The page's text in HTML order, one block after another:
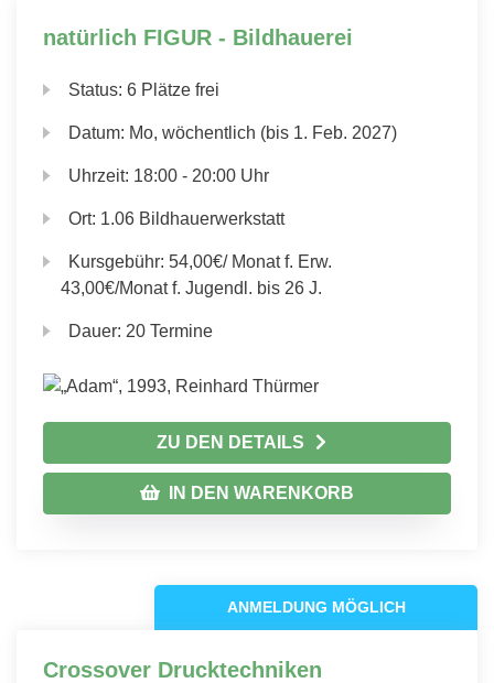
natürlich FIGUR - Bildhauerei
Status:6 Plätze frei
Datum: Mo, wöchentlich (bis 1. Feb. 2027)
Uhrzeit: 18:00 - 20:00 Uhr
Ort: 1.06 Bildhauerwerkstatt
Kursgebühr:54,00€/ Monat f. Erw.
43,00€/Monat f. Jugendl. bis 26 J.
Dauer: 20 Termine
ZU DEN DETAILS
IN DEN WARENKORB
ANMELDUNG MÖGLICH
Crossover Drucktechniken